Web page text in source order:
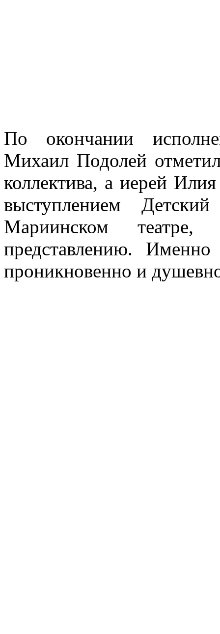
По окончании
Михаил Подолей
коллектива, а иерей
выступлением
Мариинском
представлению.
проникновенно и